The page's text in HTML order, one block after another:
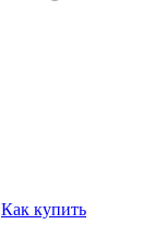
Как купить